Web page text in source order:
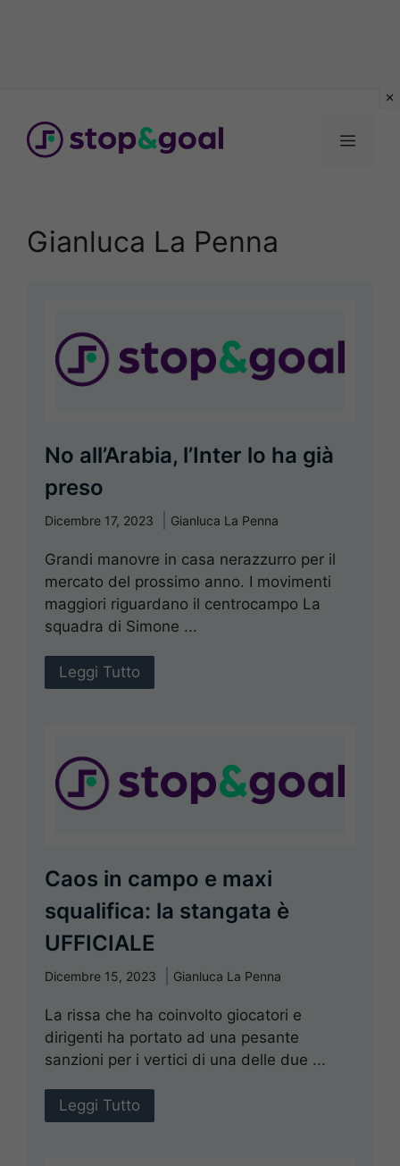
contenuto
Menu
Gianluca La Penna
No all’Arabia, l’Inter lo ha già
preso
Dicembre 17, 2023 Gianluca La Penna
Grandi manovre in casa nerazzurro per il
mercato del prossimo anno. I movimenti
maggiori riguardano il centrocampo La
squadra di Simone ...
Leggi Tutto
Caos in campo e maxi
squalifica: la stangata è
UFFICIALE
Dicembre 15, 2023 Gianluca La Penna
La rissa che ha coinvolto giocatori e
dirigenti ha portato ad una pesante
sanzioni per i vertici di una delle due ...
Leggi Tutto